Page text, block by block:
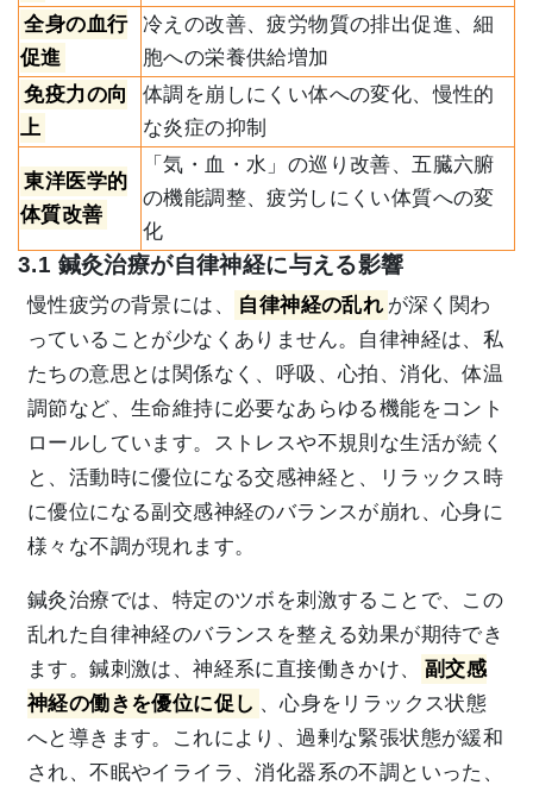
全身の血行
促進
冷えの改善、疲労物質の排出促進、細
胞への栄養供給増加
免疫力の向
上
体調を崩しにくい体への変化、慢性的
な炎症の抑制
東洋医学的
体質改善
「気・血・水」の巡り改善、五臓六腑
の機能調整、疲労しにくい体質への変
化
3.1 鍼灸治療が自律神経に与える影響
慢性疲労の背景には、 自律神経の乱れ が深く関わ
っていることが少なくありません。自律神経は、私
たちの意思とは関係なく、呼吸、心拍、消化、体温
調節など、生命維持に必要なあらゆる機能をコント
ロールしています。ストレスや不規則な生活が続く
と、活動時に優位になる交感神経と、リラックス時
に優位になる副交感神経のバランスが崩れ、心身に
様々な不調が現れます。
鍼灸治療では、特定のツボを刺激することで、この
乱れた自律神経のバランスを整える効果が期待でき
ます。鍼刺激は、神経系に直接働きかけ、
副交感
神経の働きを優位に促し 、心身をリラックス状態
へと導きます。これにより、過剰な緊張状態が緩和
され、不眠やイライラ、消化器系の不調といった、